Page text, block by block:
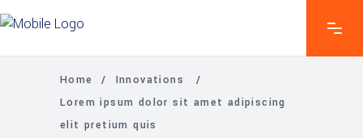
Home / Innovations
/
Lorem ipsum dolor sit amet adipiscing
elit pretium quis